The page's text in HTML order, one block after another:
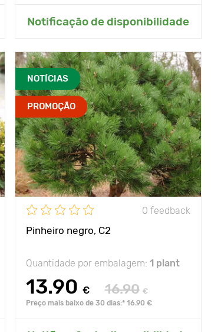
Notificação de disponibilidade
Adicionar ao meu jardim
NOTÍCIAS
PROMOÇÃO
0 feedback
Pinheiro negro, C2
Quantidade por embalagem: 1 plant
13.90 € 16.90 €
Preço mais baixo de 30 dias:* 16.90 €